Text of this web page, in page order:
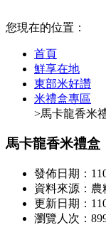
您現在的位置：
首頁
鮮享在地
東部米好讚
米禮盒專區
>馬卡龍香米
馬卡龍香米禮盒
發佈日期：
資料來源：
更新日期：
瀏覽人次：